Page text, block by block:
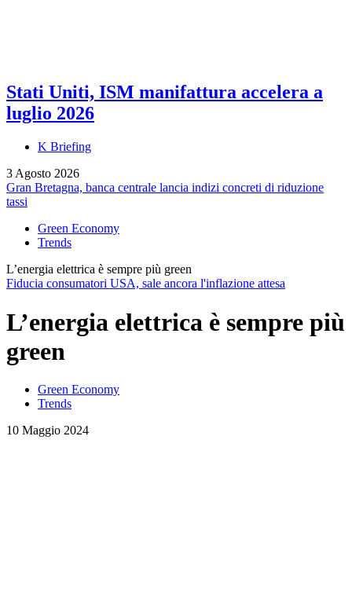
Stati Uniti, ISM manifattura accelera a
luglio 2026
K Briefing
3 Agosto 2026
Gran Bretagna, banca centrale lancia indizi concreti di riduzione
tassi
Green Economy
Trends
L’energia elettrica è sempre più green
Fiducia consumatori USA, sale ancora l'inflazione attesa
L’energia elettrica è sempre più
green
Green Economy
Trends
10 Maggio 2024